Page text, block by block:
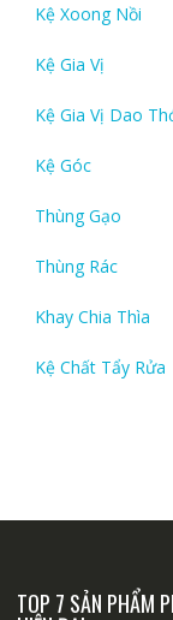
Kệ Xoong Nồi
Kệ Gia Vị
Kệ Gia Vị Dao
Kệ Góc
Thùng Gạo
Thùng Rác
Khay Chia Thìa
Kệ Chất Tẩy Rửa
TOP 7 SẢN PHẨM